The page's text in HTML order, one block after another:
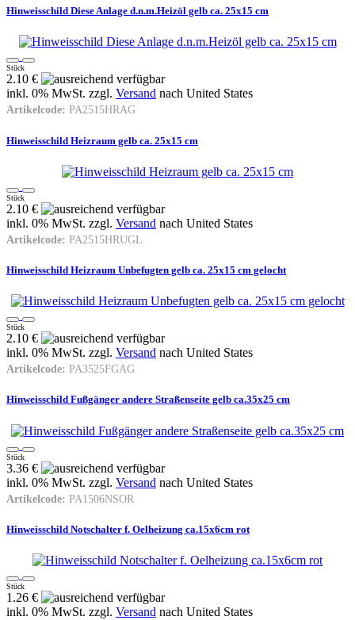
Hinweisschild Diese Anlage d.n.m.Heizöl gelb ca. 25x15 cm
Stück
2.10 €
inkl. 0% MwSt. zzgl. Versand nach United States
Artikelcode: PA2515HRAG
Hinweisschild Heizraum gelb ca. 25x15 cm
Stück
2.10 €
inkl. 0% MwSt. zzgl. Versand nach United States
Artikelcode: PA2515HRUGL
Hinweisschild Heizraum Unbefugten gelb ca. 25x15 cm gelocht
Stück
2.10 €
inkl. 0% MwSt. zzgl. Versand nach United States
Artikelcode: PA3525FGAG
Hinweisschild Fußgänger andere Straßenseite gelb ca.35x25 cm
Stück
3.36 €
inkl. 0% MwSt. zzgl. Versand nach United States
Artikelcode: PA1506NSOR
Hinweisschild Notschalter f. Oelheizung ca.15x6cm rot
Stück
1.26 €
inkl. 0% MwSt. zzgl. Versand nach United States